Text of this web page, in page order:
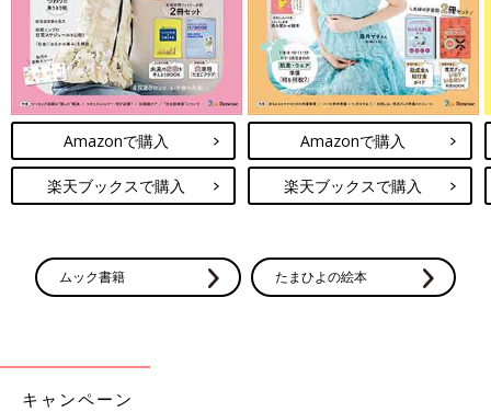
Amazonで購入
楽天ブックスで購入
Amazonで購入
楽天ブックスで購入
ムック書籍 たまひよの絵本
キャンペーン